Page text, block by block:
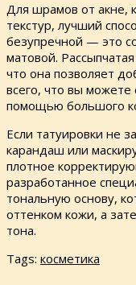
Для шрамов от акне,
текстур, лучший
безупречной — это
матовой.
что она позволяет
всего, что вы
помощью большого
Если татуировки не
карандаш или
плотное
разработанное
тональную основу,
оттенком кожи, а
тона.
Tags: косметика